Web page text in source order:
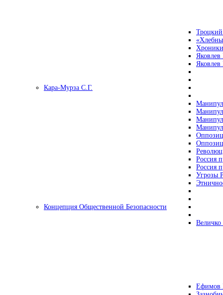
Кара-Мурза С.Г.
Россия
Россия
Угрозы
Концепция Общественной Безопасности
Ефимов